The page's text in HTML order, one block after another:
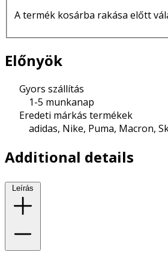
A termék kosárba rakása előtt
Előnyök
Gyors szállítás
1-5 munkanap
Eredeti márkás termékek
adidas, Nike, Puma, Macron,
Additional details
Leírás